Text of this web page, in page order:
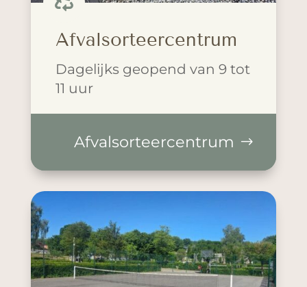
Afvalsorteercentrum
Dagelijks geopend van 9 tot
11 uur
Afvalsorteercentrum